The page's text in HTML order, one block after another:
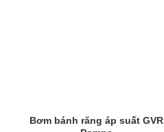
Bơm bánh răng áp suất GVR